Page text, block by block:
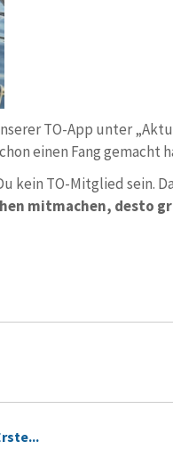
TO-App unter
einen Fang gemacht
kein TO-Mitglied sein.
mitmachen, desto